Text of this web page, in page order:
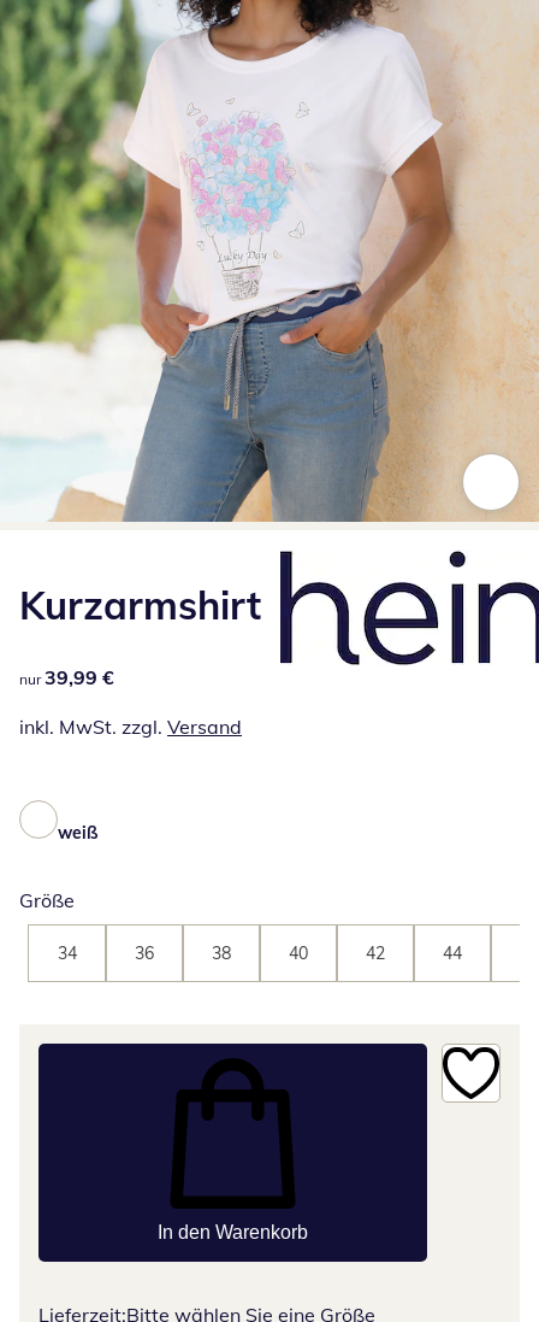
Kurzarmshirt
39,99 €
nur 39,99 €
inkl. MwSt. zzgl. Versand
weiß
Größe
34 36 38 40 42 44
In den Warenkorb
Lieferzeit:Bitte wählen Sie eine Größe